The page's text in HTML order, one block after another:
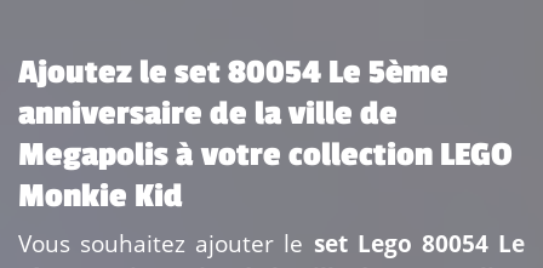
Ajoutez le set 80054 Le 5ème
anniversaire de la ville de
Megapolis à votre collection LEGO
Monkie Kid
Vous souhaitez ajouter le set Lego 80054 Le